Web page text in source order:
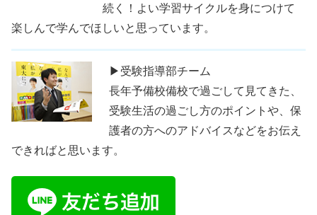
続く！よい学習サイクルを身につけて
楽しんで学んでほしいと思っています。
▶受験指導部チーム
長年予備校備校で過ごして見てきた、
受験生活の過ごし方のポイントや、保
護者の方へのアドバイスなどをお伝え
できればと思います。